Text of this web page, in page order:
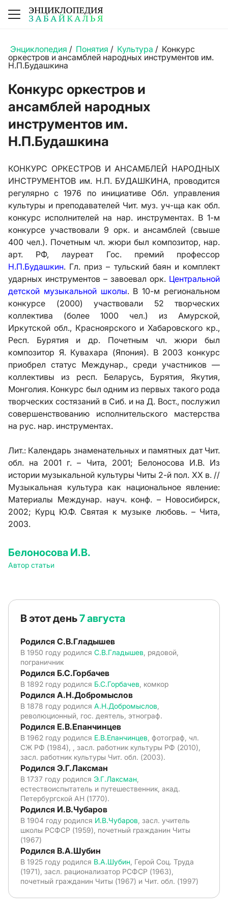
Энциклопедия / Понятия / Культура / Конкурс
оркестров и ансамблей народных инструментов им.
Н.П.Будашкина
Конкурс оркестров и
ансамблей народных
инструментов им.
Н.П.Будашкина
КОНКУРС ОРКЕСТРОВ И АНСАМБЛЕЙ НАРОДНЫХ
ИНСТРУМЕНТОВ им. Н.П. БУДАШКИНА, проводится
регулярно с 1976 по инициативе Обл. управления
культуры и преподавателей Чит. муз. уч-ща как обл.
конкурс исполнителей на нар. инструментах. В 1-м
конкурсе участвовали 9 орк. и ансамблей (свыше
400 чел.). Почетным чл. жюри был композитор, нар.
арт. РФ, лауреат Гос. премий профессор
Н.П.Будашкин. Гл. приз – тульский баян и комплект
ударных инструментов – завоевал орк. Центральной
детской музыкальной школы. В 10-м региональном
конкурсе (2000) участвовали 52 творческих
коллектива (более 1000 чел.) из Амурской,
Иркутской обл., Красноярского и Хабаровского кр.,
Респ. Бурятия и др. Почетным чл. жюри был
композитор Я. Кувахара (Япония). В 2003 конкурс
приобрел статус Междунар., среди участников —
коллективы из респ. Беларусь, Бурятия, Якутия,
Монголия. Конкурс был одним из первых такого рода
творческих состязаний в Сиб. и на Д. Вост., послужил
совершенствованию исполнительского мастерства
на рус. нар. инструментах.
Лит.: Календарь знаменательных и памятных дат Чит.
обл. на 2001 г. – Чита, 2001; Белоносова И.В. Из
истории музыкальной культуры Читы 2-й пол. XX в. //
Музыкальная культура как национальное явление:
Материалы Междунар. науч. конф. – Новосибирск,
2002; Курц Ю.Ф. Святая к музыке любовь. – Чита,
2003.
Белоносова И.В.
Автор статьи
В этот день7 августа
Родился С.В.Гладышев
В 1950 году родился С.В.Гладышев , рядовой,
пограничник
Родился Б.С.Горбачев
В 1892 году родился Б.С.Горбачев , комкор
Родился А.Н.Добромыслов
В 1878 году родился А.Н.Добромыслов
революционный, гос. деятель, этнограф.
Родился Е.В.Епанчинцев
В 1962 году родился Е.В.Епанчинцев , фотограф, чл.
СЖ РФ (1984), , засл. работник культуры РФ (2010),
засл. работник культуры Чит. обл. (2003).
Родился Э.Г.Лаксман
В 1737 году родился Э.Г.Лаксман
естествоиспытатель и путешественник, акад.
Петербургской АН (1770).
Родился И.В.Чубаров
В 1904 году родился И.В.Чубаров , засл. учитель
школы РСФСР (1959), почетный гражданин Читы
(1967)
Родился В.А.Шубин
В 1925 году родился В.А.Шубин , Герой Соц. Труда
(1971), засл. рационализатор РСФСР (1963),
почетный гражданин Читы (1967) и Чит. обл. (1997)